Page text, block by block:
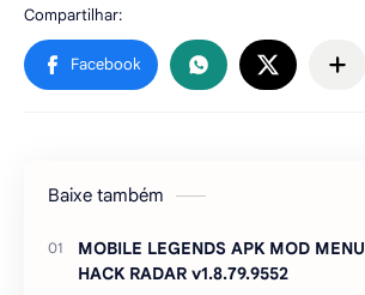
Baixe também
MOBILE LEGENDS APK MOD MENU
HACK RADAR v1.8.79.9552